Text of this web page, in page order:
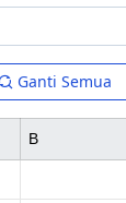
Ganti Semua
B